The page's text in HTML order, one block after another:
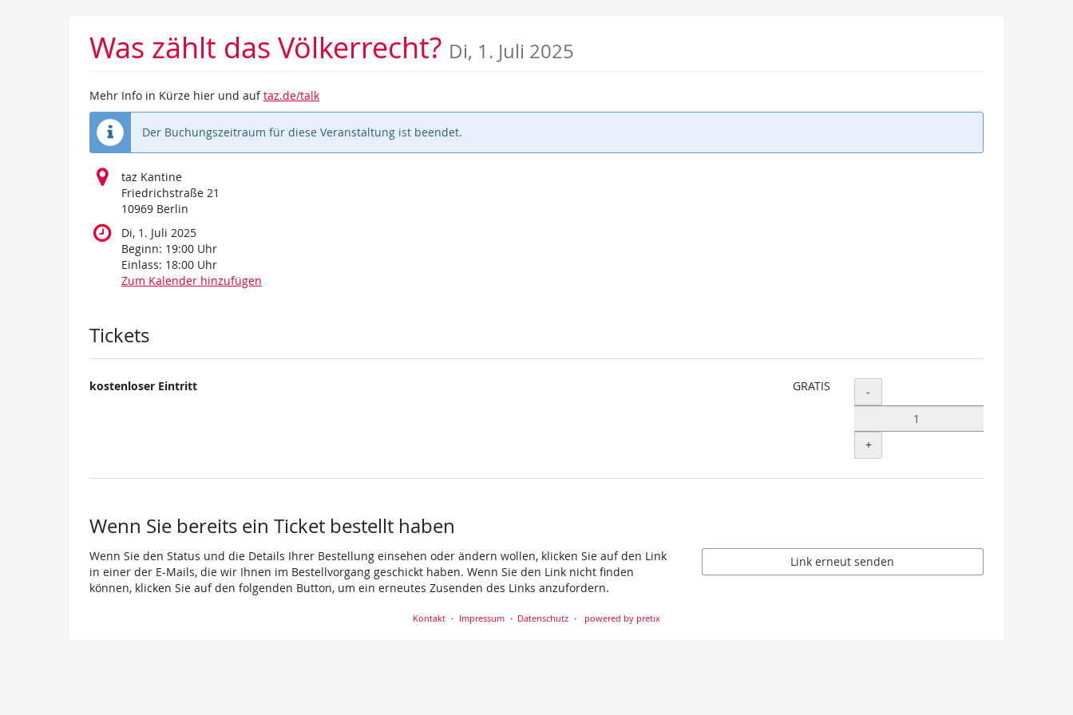
Was zählt das Völkerrecht? Di, 1. Juli 2025
Mehr Info in Kürze hier und auftaz.de/talk
Der Buchungszeitraum für diese Veranstaltung ist beendet.
taz Kantine
Friedrichstraße 21
10969 Berlin
Di, 1. Juli 2025
Beginn: 19:00 Uhr
Einlass: 18:00 Uhr
Zum Kalender hinzufügen
Produkte
Tickets
kostenloser Eintritt GRATIS Menge
-
+
Wenn Sie bereits ein Ticket bestellt haben
Wenn Sie den Status und die Details Ihrer Bestellung einsehen oder ändern wollen, klicken Sie auf den Link
in einer der E-Mails, die wir Ihnen im Bestellvorgang geschickt haben. Wenn Sie den Link nicht finden
können, klicken Sie auf den folgenden Button, um ein erneutes Zusenden des Links anzufordern.
Link erneut senden
Kontakt Impressum Datenschutz powered by pretix